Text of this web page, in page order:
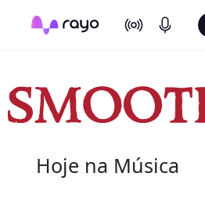
On Air Podcasts
Hoje na Música